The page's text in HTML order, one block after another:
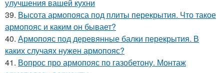
улучшения вашей кухни
39. Высота армопояса под плиты перекрытия. Что такое
армопояс и каким он бывает?
40. Армопояс под деревянные балки перекрытия. В
каких случаях нужен армопояс?
41. Вопрос про армопояс по газобетону. Монтаж